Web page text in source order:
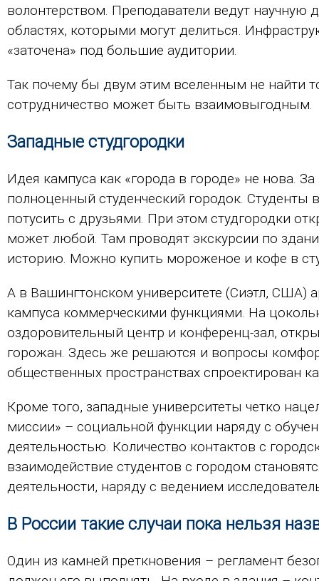
волонтерством. Преподаватели ведут
областях, которыми могут делиться.
«заточена» под большие аудитории.
Так почему бы двум этим вселенным не найти
сотрудничество может быть взаимовыгодным.
Западные студгородки
Идея кампуса как «города в городе» не нова.
полноценный студенческий городок. Студенты
потусить с друзьями. При этом студгородки
может любой. Там проводят экскурсии по
историю. Можно купить мороженое и кофе в
А в Вашингтонском университете (Сиэтл, США)
кампуса коммерческими функциями. На
оздоровительный центр и конференц-зал,
горожан. Здесь же решаются и вопросы
общественных пространствах спроектирован
Кроме того, западные университеты четко
миссии» – социальной функции наряду с
деятельностью. Количество контактов с
взаимодействие студентов с городом
деятельности, наряду с ведением
В России такие случаи пока нельзя
Один из камней преткновения – регламент